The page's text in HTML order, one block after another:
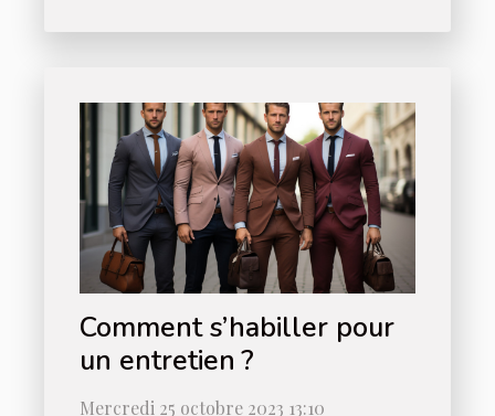
Comment s’habiller pour
un entretien ?
Mercredi 25 octobre 2023 13:10